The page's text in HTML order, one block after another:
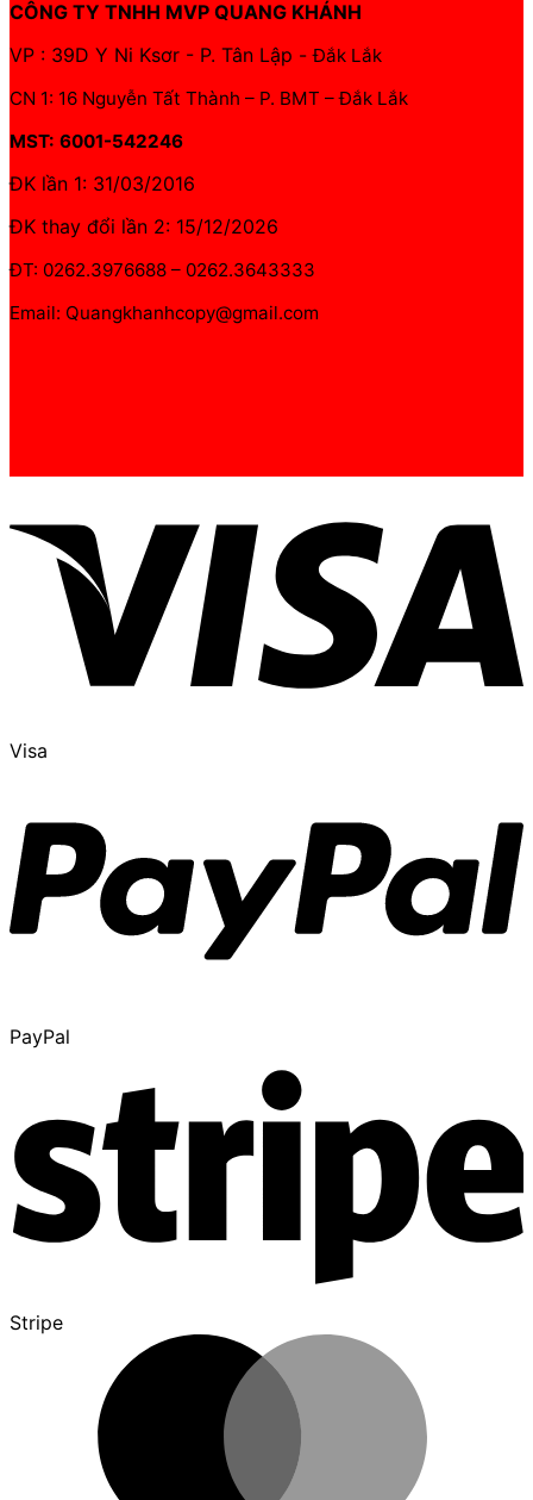
CÔNG TY TNHH MVP QUANG KHÁNH
VP : 39D Y Ni Ksơr - P. Tân Lập -Đắk Lắk
CN 1: 16 Nguyễn Tất Thành – P. BMT – Đắk Lắk
MST: 6001-542246
ĐK lần 1: 31/03/2016
ĐK thay đổi lần 2: 15/12/2026
ĐT: 0262.3976688 – 0262.3643333
Email: Quangkhanhcopy@gmail.com
Visa
PayPal
Stripe